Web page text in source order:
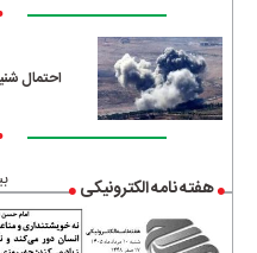
احتمال
هفته نامه الکترونیکی